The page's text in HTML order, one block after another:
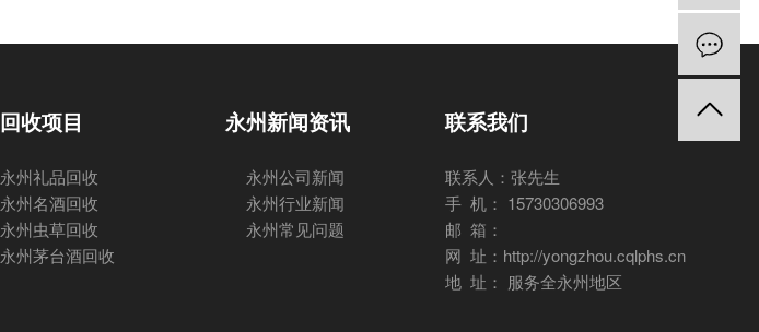
回收项目
永州礼品回收
永州名酒回收
永州虫草回收
永州茅台酒回收
永州新闻资讯
永州公司新闻
永州行业新闻
永州常见问题
联系我们
联系人：张先生
手 机： 15730306993
邮 箱：
网 址：http://yongzhou.cqlphs.cn
地 址： 服务全永州地区